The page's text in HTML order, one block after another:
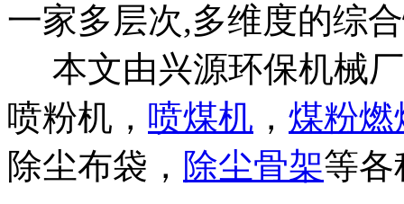
一家多层次,多维度的综
本文由兴源环保机械
喷粉机， 喷煤机 ， 煤粉燃
除尘布袋， 除尘骨架等各